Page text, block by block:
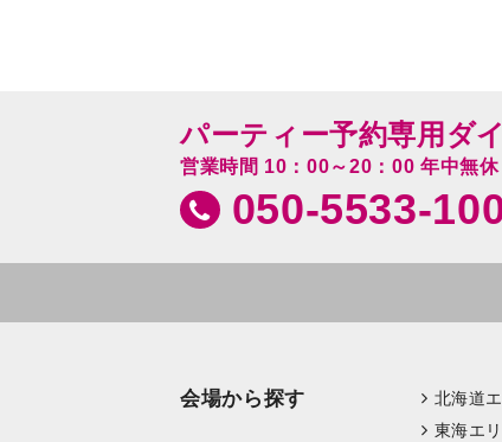
パーティー予約専用ダ
営業時間 10：00～20：00 年中無休
050-5533-
会場から探す 北海道
東海エ